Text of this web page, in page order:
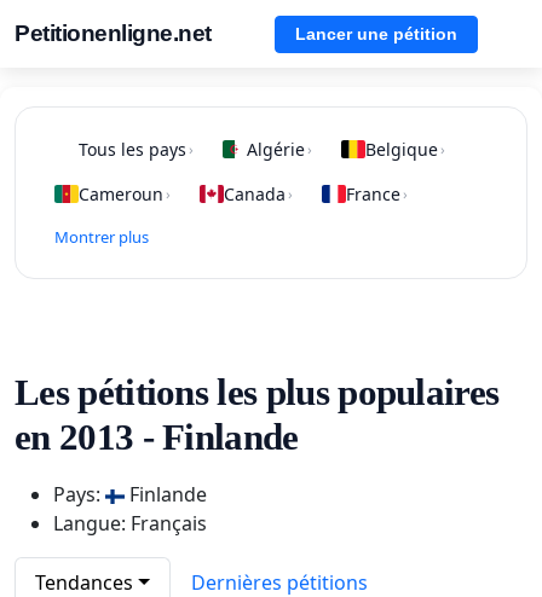
Petitionenligne.net Lancer une pétition
Tous les pays › Algérie› Belgique›
Cameroun › Canada › France›
Montrer plus
Les pétitions les plus populaires
en 2013 - Finlande
Pays:
Finlande
Langue: Français
Tendances Dernières pétitions